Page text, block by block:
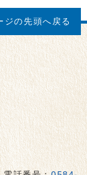
ジの先頭へ戻る